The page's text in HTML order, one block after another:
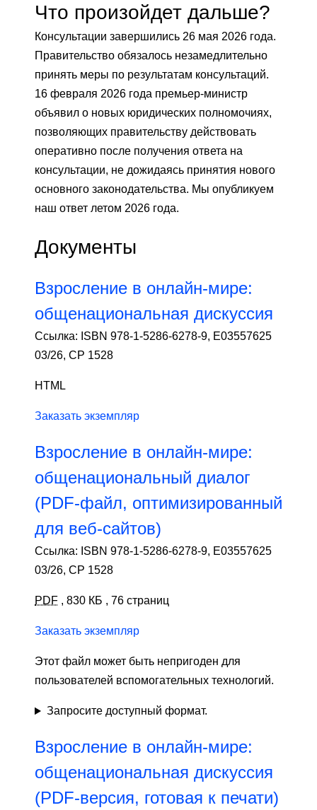
Что произойдет дальше?
Консультации завершились 26 мая 2026 года.
Правительство обязалось незамедлительно
принять меры по результатам консультаций.
16 февраля 2026 года премьер-министр
объявил о новых юридических полномочиях,
позволяющих правительству действовать
оперативно после получения ответа на
консультации, не дожидаясь принятия нового
основного законодательства. Мы опубликуем
наш ответ летом 2026 года.
Документы
Взросление в онлайн-мире:
общенациональная дискуссия
Ссылка: ISBN 978-1-5286-6278-9, E03557625
03/26, CP 1528
HTML
Заказать экземпляр
Взросление в онлайн-мире:
общенациональный диалог
(PDF-файл, оптимизированный
для веб-сайтов)
Ссылка: ISBN 978-1-5286-6278-9, E03557625
03/26, CP 1528
PDF , 830 КБ , 76 страниц
Заказать экземпляр
Этот файл может быть непригоден для
пользователей вспомогательных технологий.
Запросите доступный формат.
Взросление в онлайн-мире:
общенациональная дискуссия
(PDF-версия, готовая к печати)